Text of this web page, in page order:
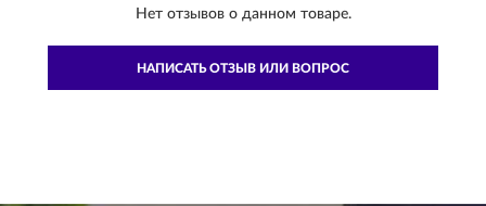
Нет отзывов о данном товаре.
НАПИСАТЬ ОТЗЫВ ИЛИ ВОПРОС